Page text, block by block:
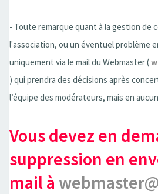
- Toute remarque quant à la gestion de
l'association, ou un éventuel problème
uniquement via le mail du Webmaster (
) qui prendra des décisions après
l’équipe des modérateurs, mais en
Vous devez en
suppression en
mail à